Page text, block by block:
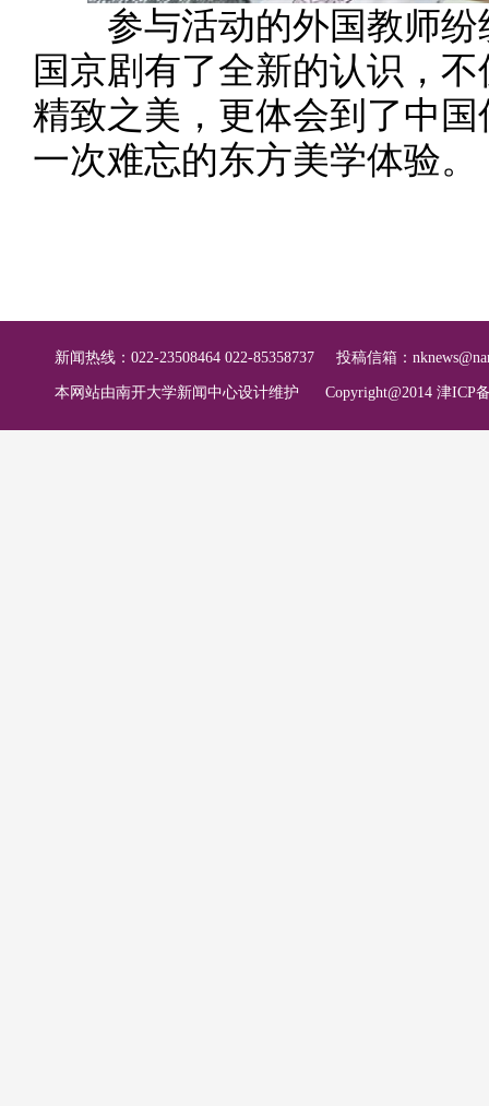
参与活动的外国教师纷
国京剧有了全新的认识，
精致之美，更体会到了中
一次难忘的东方美学体验。
新闻热线：022-23508464 022-85358737 投稿信箱：
本网站由南开大学新闻中心设计维护 Copyright@2014 津ICP